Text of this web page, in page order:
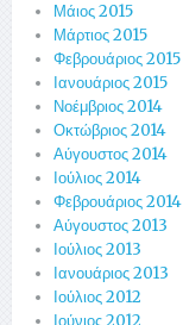
Μάιος 2015
Μάρτιος 2015
Φεβρουάριος 2015
Ιανουάριος 2015
Νοέμβριος 2014
Οκτώβριος 2014
Αύγουστος 2014
Ιούλιος 2014
Φεβρουάριος 2014
Αύγουστος 2013
Ιούλιος 2013
Ιανουάριος 2013
Ιούλιος 2012